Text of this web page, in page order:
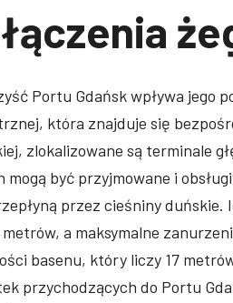
Portu Gdańsk wpływa jego
która znajduje się
zlokalizowane są terminale
mogą być przyjmowane i
przez cieśniny duńskie.
a maksymalne
basenu, który liczy 17
przychodzących do Portu